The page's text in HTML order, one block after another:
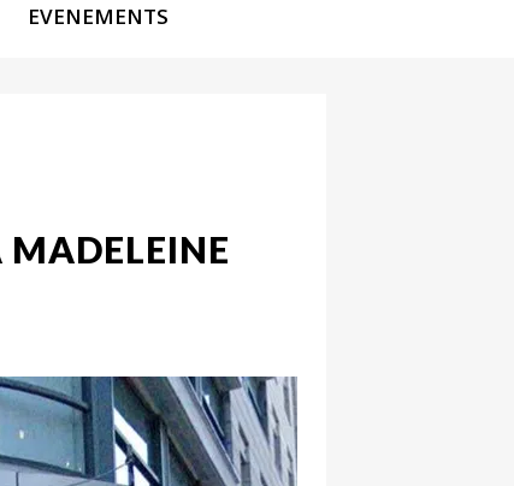
EVENEMENTS
MADELEINE